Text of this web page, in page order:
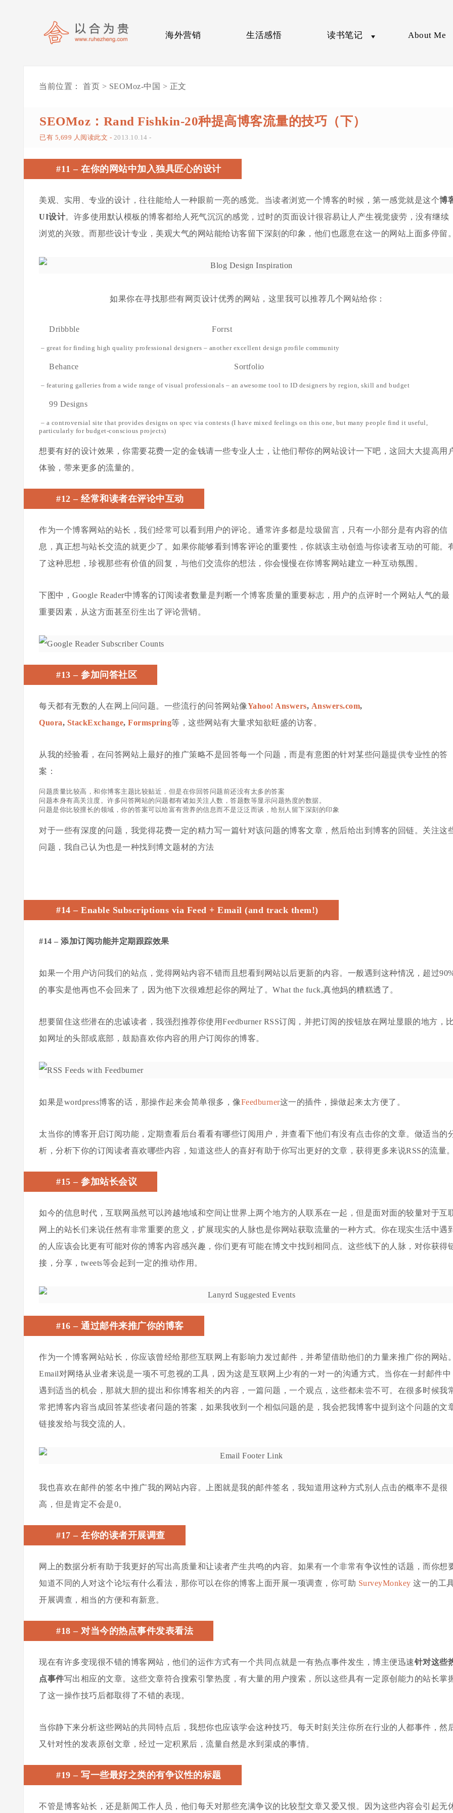
海外营销 生活感悟 读书笔记 About Me
当前位置： 首页 > SEOMoz-中国 > 正文
SEOMoz：Rand Fishkin-20种提高博客流量的技巧（下）
已有 5,699 人阅读此文 - 2013.10.14 -
#11 – 在你的网站中加入独具匠心的设计
美观、实用、专业的设计，往往能给人一种眼前一亮的感觉。当读者浏览一个博客的时候，第一感觉就是这个博
UI设计。许多使用默认模板的博客都给人死气沉沉的感觉，过时的页面设计很容易让人产生视觉疲劳，没有继续
浏览的兴致。而那些设计专业，美观大气的网站能给访客留下深刻的印象，他们也愿意在这一的网站上面多停留
如果你在寻找那些有网页设计优秀的网站，这里我可以推荐几个网站给你：
Dribbble
– great for finding high quality professional designers
Forrst
– another excellent design profile community
Behance
– featuring galleries from a wide range of visual professionals
Sortfolio
– an awesome tool to ID designers by region, skill and budget
99 Designs
– a controversial site that provides designs on spec via contests (I have mixed feelings on this one, but many people find it useful,
particularly for budget-conscious projects)
想要有好的设计效果，你需要花费一定的金钱请一些专业人士，让他们帮你的网站设计一下吧，这回大大提高用
体验，带来更多的流量的。
#12 – 经常和读者在评论中互动
作为一个博客网站的站长，我们经常可以看到用户的评论。通常许多都是垃圾留言，只有一小部分是有内容的信
息，真正想与站长交流的就更少了。如果你能够看到博客评论的重要性，你就该主动创造与你读者互动的可能。
了这种思想，珍视那些有价值的回复，与他们交流你的想法，你会慢慢在你博客网站建立一种互动氛围。
下图中，Google Reader中博客的订阅读者数量是判断一个博客质量的重要标志，用户的点评时一个网站人气的最
重要因素，从这方面甚至衍生出了评论营销。
#13 – 参加问答社区
每天都有无数的人在网上问问题。一些流行的问答网站像Yahoo! Answers, Answers.com,
Quora, StackExchange, Formspring等，这些网站有大量求知欲旺盛的访客。
从我的经验看，在问答网站上最好的推广策略不是回答每一个问题，而是有意图的针对某些问题提供专业性的答
案：
问题质量比较高，和你博客主题比较贴近，但是在你回答问题前还没有太多的答案
问题本身有高关注度。许多问答网站的问题都有诸如关注人数，答题数等显示问题热度的数据。
问题是你比较擅长的领域，你的答案可以给富有营养的信息而不是泛泛而谈，给别人留下深刻的印象
对于一些有深度的问题，我觉得花费一定的精力写一篇针对该问题的博客文章，然后给出到博客的回链。关注这
问题，我自己认为也是一种找到博文题材的方法
#14 – Enable Subscriptions via Feed + Email (and track them!)
#14 – 添加订阅功能并定期跟踪效果
如果一个用户访问我们的站点，觉得网站内容不错而且想看到网站以后更新的内容。一般遇到这种情况，超过
的事实是他再也不会回来了，因为他下次很难想起你的网址了。What the fuck,真他妈的糟糕透了。
想要留住这些潜在的忠诚读者，我强烈推荐你使用Feedburner RSS订阅，并把订阅的按钮放在网址显眼的地方，
如网址的头部或底部，鼓励喜欢你内容的用户订阅你的博客。
如果是wordpress博客的话，那操作起来会简单很多，像Feedburner这一的插件，操做起来太方便了。
太当你的博客开启订阅功能，定期查看后台看看有哪些订阅用户，并查看下他们有没有点击你的文章。做适当的
析，分析下你的订阅读者喜欢哪些内容，知道这些人的喜好有助于你写出更好的文章，获得更多来说RSS的流量
#15– 参加站长会议
如今的信息时代，互联网虽然可以跨越地域和空间让世界上两个地方的人联系在一起，但是面对面的较量对于互
网上的站长们来说任然有非常重要的意义，扩展现实的人脉也是你网站获取流量的一种方式。你在现实生活中遇
的人应该会比更有可能对你的博客内容感兴趣，你们更有可能在博文中找到相同点。这些线下的人脉，对你获得
接，分享，tweets等会起到一定的推动作用。
#16– 通过邮件来推广你的博客
作为一个博客网站站长，你应该曾经给那些互联网上有影响力发过邮件，并希望借助他们的力量来推广你的网站
Email对网络从业者来说是一项不可忽视的工具，因为这是互联网上少有的一对一的沟通方式。当你在一封邮件中
遇到适当的机会，那就大胆的提出和你博客相关的内容，一篇问题，一个观点，这些都未尝不可。在很多时候我
常把博客内容当成回答某些读者问题的答案，如果我收到一个相似问题的是，我会把我博客中提到这个问题的文
链接发给与我交流的人。
我也喜欢在邮件的签名中推广我的网站内容。上图就是我的邮件签名，我知道用这种方式别人点击的概率不是很
高，但是肯定不会是0。
#17– 在你的读者开展调查
网上的数据分析有助于我更好的写出高质量和让读者产生共鸣的内容。如果有一个非常有争议性的话题，而你想
知道不同的人对这个论坛有什么看法，那你可以在你的博客上面开展一项调查，你可助 SurveyMonkey 这一的工
开展调查，相当的方便和有新意。
#18– 对当今的热点事件发表看法
现在有许多变现很不错的博客网站，他们的运作方式有一个共同点就是一有热点事件发生，博主便迅速针对这些
点事件写出相应的文章。这些文章符合搜索引擎热度，有大量的用户搜索，所以这些具有一定原创能力的站长掌
了这一操作技巧后都取得了不错的表现。
当你静下来分析这些网站的共同特点后，我想你也应该学会这种技巧。每天时刻关注你所在行业的人都事件，然
又针对性的发表原创文章，经过一定积累后，流量自然是水到渠成的事情。
#19– 写一些最好之类的有争议性的标题
不管是博客站长，还是新闻工作人员，他们每天对那些充满争议的比较型文章又爱又恨。因为这些内容会引起无